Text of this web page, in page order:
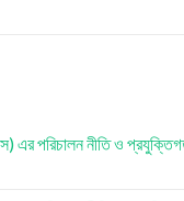
এর পরিচালন নীতি ও